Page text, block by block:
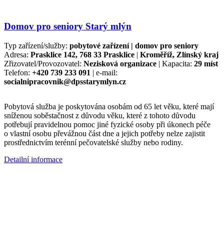
Domov pro seniory Starý mlýn
Typ zařízení/služby: pobytové zařízení | domov pro seniory
Adresa: Prasklice 142, 768 33 Prasklice | Kroměříž, Zlínský kraj
Zřizovatel/Provozovatel: Nezisková organizace | Kapacita: 29 míst
Telefon: +420 739 233 091 | e-mail:
socialnipracovnik@dpsstarymlyn.cz
Pobytová služba je poskytována osobám od 65 let věku, které mají
sníženou soběstačnost z důvodu věku, které z tohoto důvodu
potřebují pravidelnou pomoc jiné fyzické osoby při úkonech péče
o vlastní osobu převážnou část dne a jejich potřeby nelze zajistit
prostřednictvím terénní pečovatelské služby nebo rodiny.
Detailní informace